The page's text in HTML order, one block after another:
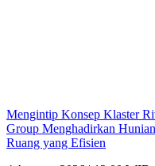
Mengintip Konsep Klaster
Group Menghadirkan
Ruang yang Efisien